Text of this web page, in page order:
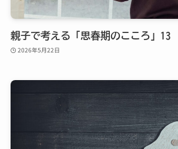
親子で考える「思春期のこころ」13
2026年5月22日